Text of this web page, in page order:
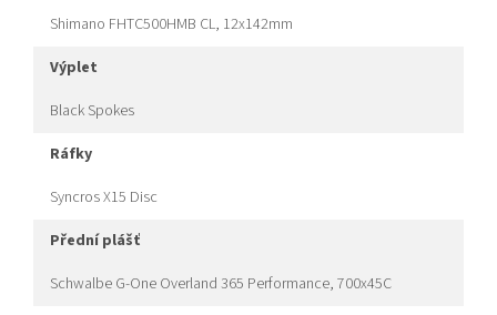
Shimano FHTC500HMB CL, 12x142mm
výplet
Black Spokes
ráfky
Syncros X15 Disc
přední plášť
Schwalbe G-One Overland 365 Performance, 700x45C